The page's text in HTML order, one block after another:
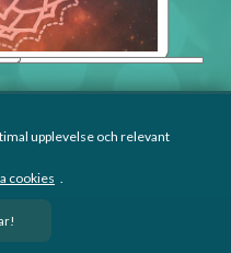
upplevelse och relevant
cookies .